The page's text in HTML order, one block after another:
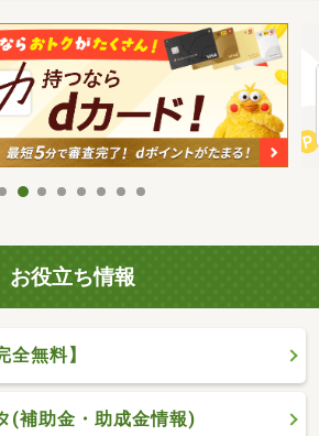
お役立ち情報
全無料】
(補助金・助成金情報)